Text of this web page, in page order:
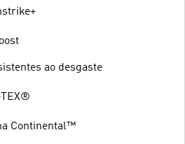
ao desgaste
TEX®
Continental™